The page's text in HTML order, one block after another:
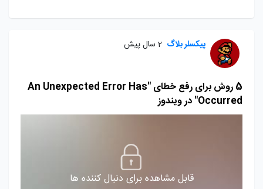
پیکسلر بلاگ 2 سال پیش
5 روش برای رفع خطای "An Unexpected Error Has
Occurred" در ویندوز
قابل مشاهده برای دنبال کننده ها